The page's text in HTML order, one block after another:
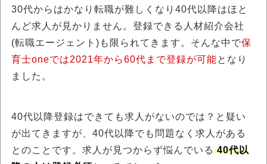
30代からはかなり転職が難しくなり40代以降はほと
んど求人が見かりません。登録できる人材紹介会社
(転職エージェント)も限られてきます。そんな中で保
育士oneでは2021年から60代まで登録が可能となり
ました。
40代以降登録はできても求人がないのでは？と疑い
が出てきますが、40代以降でも問題なく求人がある
とのことです。求人が見つからず悩んでいる40代以